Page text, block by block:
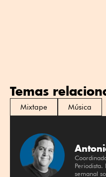
Temas
Mixtape Música
semanal